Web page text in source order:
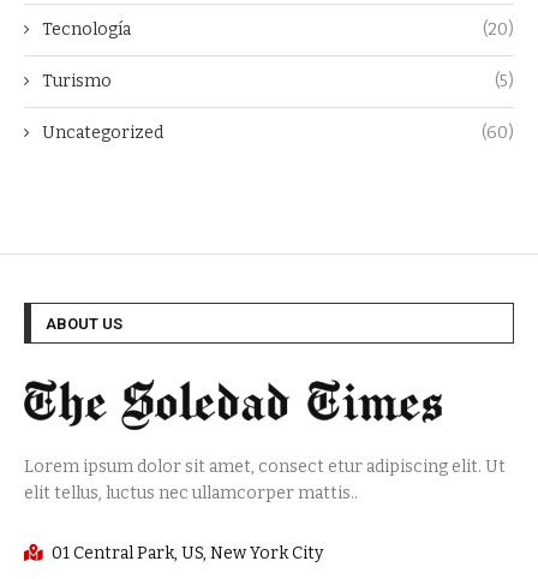
Tecnología (20)
Turismo (5)
Uncategorized (60)
ABOUT US
Lorem ipsum dolor sit amet, consect etur adipiscing elit. Ut
elit tellus, luctus nec ullamcorper mattis..
01 Central Park, US, New York City